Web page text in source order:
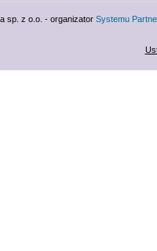
sp. z o.o. - organizator Systemu